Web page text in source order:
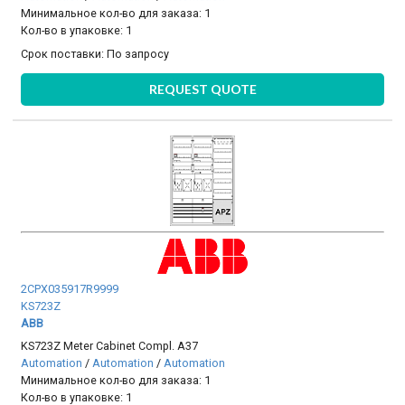
Минимальное кол-во для заказа: 1
Кол-во в упаковке: 1
Срок поставки:По запросу
REQUEST QUOTE
2CPX035917R9999
KS723Z
ABB
KS723Z Meter Cabinet Compl. A37
Automation / Automation / Automation
Минимальное кол-во для заказа: 1
Кол-во в упаковке: 1